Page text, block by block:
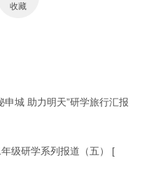
收藏
申城 助力明天”研学旅行汇报
级研学系列报道（五）
[